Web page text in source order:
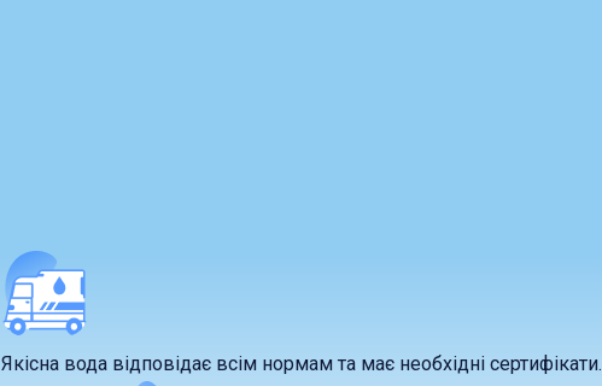
Якісна вода відповідає всім нормам та має необхідні сертифікати.